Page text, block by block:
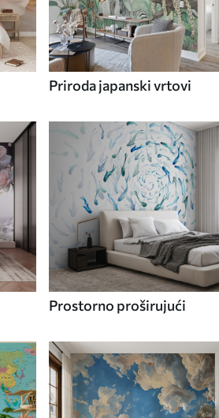
Priroda japanski vrtovi
Prostorno proširujući